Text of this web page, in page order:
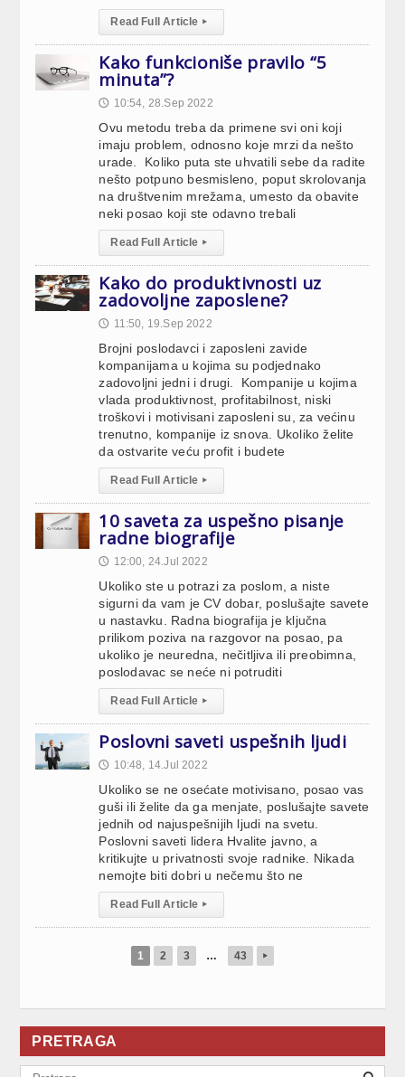
Read Full Article ▸
Kako funkcioniše pravilo “5
minuta”?
🕔 10:54, 28.Sep 2022
Ovu metodu treba da primene svi oni koji
imaju problem, odnosno koje mrzi da nešto
urade. Koliko puta ste uhvatili sebe da radite
nešto potpuno besmisleno, poput skrolovanja
na društvenim mrežama, umesto da obavite
neki posao koji ste odavno trebali
Read Full Article ▸
Kako do produktivnosti uz
zadovoljne zaposlene?
🕔 11:50, 19.Sep 2022
Brojni poslodavci i zaposleni zavide
kompanijama u kojima su podjednako
zadovoljni jedni i drugi. Kompanije u kojima
vlada produktivnost, profitabilnost, niski
troškovi i motivisani zaposleni su, za većinu
trenutno, kompanije iz snova. Ukoliko želite
da ostvarite veću profit i budete
Read Full Article ▸
10 saveta za uspešno pisanje
radne biografije
🕔 12:00, 24.Jul 2022
Ukoliko ste u potrazi za poslom, a niste
sigurni da vam je CV dobar, poslušajte savete
u nastavku. Radna biografija je ključna
prilikom poziva na razgovor na posao, pa
ukoliko je neuredna, nečitljiva ili preobimna,
poslodavac se neće ni potruditi
Read Full Article ▸
Poslovni saveti uspešnih ljudi
🕔 10:48, 14.Jul 2022
Ukoliko se ne osećate motivisano, posao vas
guši ili želite da ga menjate, poslušajte savete
jednih od najuspešnijih ljudi na svetu.
Poslovni saveti lidera Hvalite javno, a
kritikujte u privatnosti svoje radnike. Nikada
nemojte biti dobri u nečemu što ne
Read Full Article ▸
1 2 3 … 43 ▸
PRETRAGA